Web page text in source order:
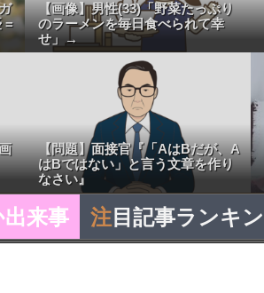
=
【画像】男性(33)「野菜たっぷり
のラーメンを毎日食べられて幸
せ」→
【問題】面接官『「AはBだが、A
はBではない」と言う文章を作り
なさい』
来事 注 目記事ランキ